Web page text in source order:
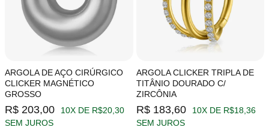
ARGOLA DE AÇO CIRÚRGICO
CLICKER MAGNÉTICO
GROSSO
R$ 203,00
10X DE R$20,30
SEM JUROS
ARGOLA CLICKER TRIPLA DE
TITÂNIO DOURADO C/
ZIRCÔNIA
R$ 183,60
10X DE R$18,36
SEM JUROS